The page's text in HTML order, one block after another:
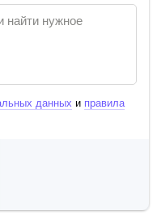
данных и правила